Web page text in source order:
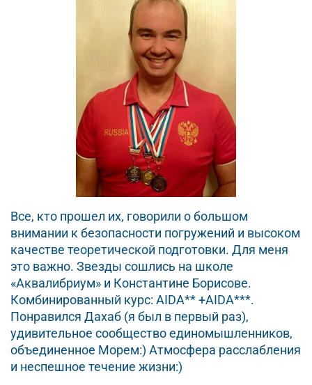
Все, кто прошел их, говорили о большом
внимании к безопасности погружений и высоком
качестве теоретической подготовки. Для меня
это важно. Звезды сошлись на школе
«Аквалибриум» и Константине Борисове.
Комбинированный курс: AIDA** +AIDA***.
Понравился Дахаб (я был в первый раз),
удивительное сообщество единомышленников,
объединенное Морем:) Атмосфера расслабления
и неспешное течение жизни:)